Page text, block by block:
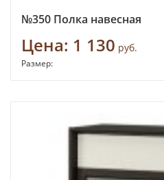
№350 Полка навесная
Цена: 1 130 руб.
Размер: